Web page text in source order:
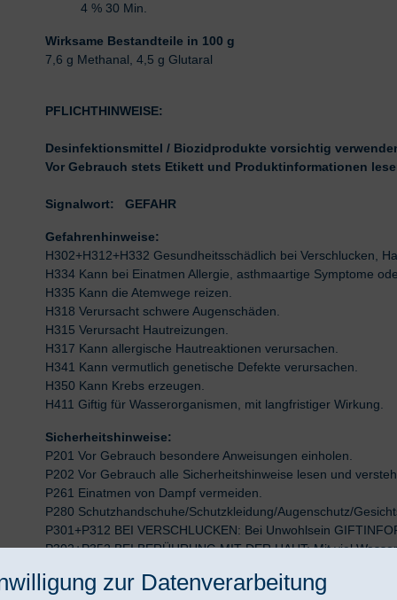
4 % 30 Min.
Wirksame Bestandteile in 100 g
7,6 g Methanal, 4,5 g Glutaral
PFLICHTHINWEISE:
Desinfektionsmittel / Biozidprodukte vorsichtig
Vor Gebrauch stets Etikett und Produktinformationen
Signalwort: GEFAHR
Gefahrenhinweise:
H302+H312+H332 Gesundheitsschädlich bei Verschlucken,
H334 Kann bei Einatmen Allergie, asthmaartige Symptome
H335 Kann die Atemwege reizen.
H318 Verursacht schwere Augenschäden.
H315 Verursacht Hautreizungen.
H317 Kann allergische Hautreaktionen verursachen.
H341 Kann vermutlich genetische Defekte verursachen.
H350 Kann Krebs erzeugen.
H411 Giftig für Wasserorganismen, mit langfristiger Wirkung.
Sicherheitshinweise:
P201 Vor Gebrauch besondere Anweisungen einholen.
P202 Vor Gebrauch alle Sicherheitshinweise lesen und
P261 Einatmen von Dampf vermeiden.
P280 Schutzhandschuhe/Schutzkleidung/Augenschutz/
P301+P312 BEI VERSCHLUCKEN: Bei Unwohlsein
P302+P352 BEI BERÜHRUNG MIT DER HAUT: Mit viel
P304+P340 BEI EINATMEN: Die Person an die frische Luft
P305+P351+P338 BEI KONTAKT MIT DEN AUGEN: Einige
zur Datenverarbeitung